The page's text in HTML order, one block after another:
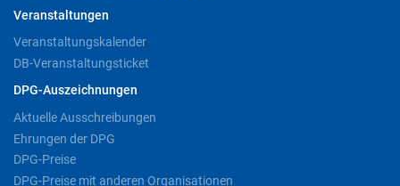
Veranstaltungen
Veranstaltungskalender
DB-Veranstaltungsticket
DPG-Auszeichnungen
Aktuelle Ausschreibungen
Ehrungen der DPG
DPG-Preise
DPG-Preise mit anderen Organisationen